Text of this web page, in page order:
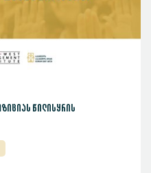
წილისყრის